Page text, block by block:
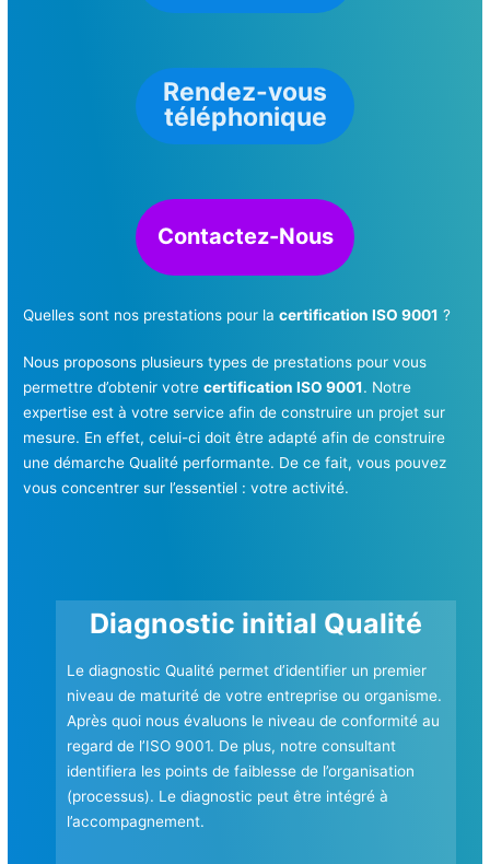
Rendez-vous
téléphonique
Contactez-Nous
Quelles sont nos prestations pour lacertification ISO 9001 ?
Nous proposons plusieurs types de prestations pour vous
permettre d’obtenir votrecertification ISO 9001. Notre
expertise est à votre service afin de construire un projet sur
mesure. En effet, celui-ci doit être adapté afin de construire
une démarche Qualité performante. De ce fait, vous pouvez
vous concentrer sur l’essentiel : votre activité.
Diagnostic initial Qualité
Le diagnostic Qualité permet d’identifier un premier
niveau de maturité de votre entreprise ou organisme.
Après quoi nous évaluons le niveau de conformité au
regard de l’ISO 9001. De plus, notre consultant
identifiera les points de faiblesse de l’organisation
(processus). Le diagnostic peut être intégré à
l’accompagnement.